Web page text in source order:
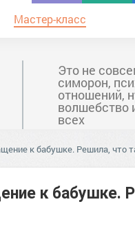
Мастер-класс
Это не
симорон,
отношений,
волшебство
всех
к бабушке. Решила, что
к бабушке.